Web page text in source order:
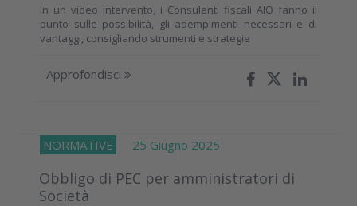
In un video intervento, i Consulenti fiscali AIO fanno il
punto sulle possibilità, gli adempimenti necessari e di
vantaggi, consigliando strumenti e strategie
Approfondisci
NORMATIVE 25 Giugno 2025
Obbligo di PEC per amministratori di
Società